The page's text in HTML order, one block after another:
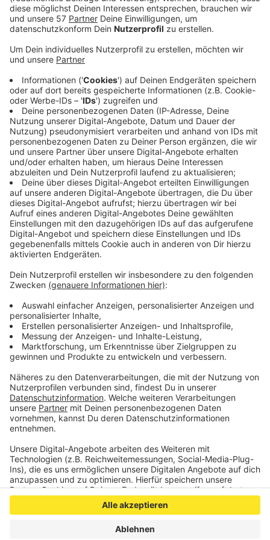
Passiert ist das Ganze nachmittags gegen viertel
nach drei auf der Eschweiler Straße. Laut Zeugen
ist der Mann mit einem weißen Ford Fiesta
Richtung Stolberg gefahren. Kurz hinterm
Kreisverkehr Eschweiler Straße/Fichtenweg ist er
dann auf die Gegenfahrbahn ausgeschert, um
mehrere Fahrzeuge zu überholen. Dabei ist er mit
einem entgegenkommenden Auto kollidiert, in dem
die zwei Frauen gesessen haben.
Der Unfallfahrer ist zu Fuß entkommen. Er wird wie
folgt beschrieben: männlich, 20-25 Jahre alt,
braune kurze Haare, 180-185 cm groß, grau/roter
Pullover, Jeans.
Das Verkehrskommissariat hat die Ermittlungen wegen
Verkehrsunfallflucht mit Verletzten,
Urkundenfälschung und Verstoßes gegen das
Betäubungsmittelgesetz aufgenommen. Zeugen, die
sachdienliche Hinweise geben können, werden
gebeten sich unter der Rufnummer 0241-9577-42101
zu melden.
Veröffentlicht:Mittwoch, 08.04.2020 13:49
Anzeige
Anzeige